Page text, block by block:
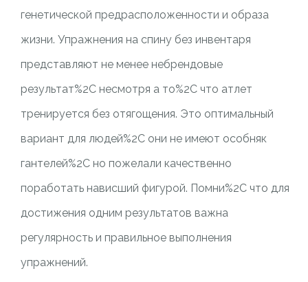
генетической предрасположенности и образа
жизни. Упражнения на спину без инвентаря
представляют не менее небрендовые
результат%2C несмотря а то%2C что атлет
тренируется без отягощения. Это оптимальный
вариант для людей%2C они не имеют особняк
гантелей%2C но пожелали качественно
поработать нависший фигурой. Помни%2C что для
достижения одним результатов важна
регулярность и правильное выполнения
упражнений.